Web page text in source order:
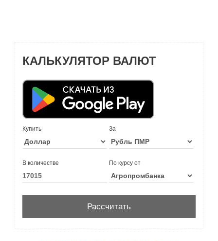
КАЛЬКУЛЯТОР ВАЛЮТ
Купить За
В количестве По курсу от